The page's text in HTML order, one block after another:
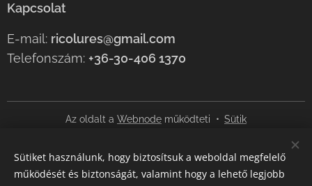
Kapcsolat
E-mail: ricolures@gmail.com
Telefonszám: +36-30-406 1370
Az oldalt a Webnode működteti Sütik
Nyelvek
Magyar
English
Sütiket használunk, hogy biztosítsuk a weboldal megfelelő
működését és biztonságát, valamint hogy a lehető legjobb